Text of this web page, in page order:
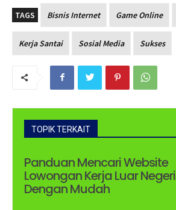
TAGS Bisnis Internet Game Online
Kerja Santai Sosial Media Sukses
TOPIK TERKAIT
Panduan Mencari Website
Lowongan Kerja Luar Negeri
Dengan Mudah